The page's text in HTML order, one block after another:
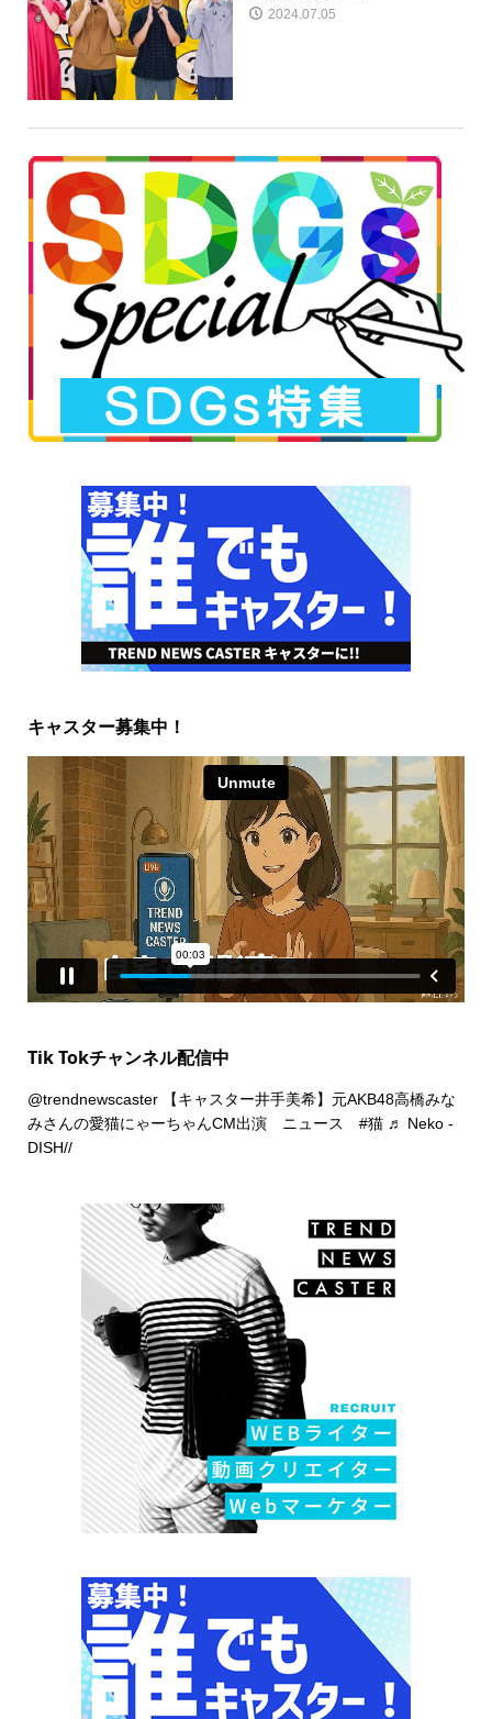
2024.07.05
キャスター募集中！
Tik Tokチャンネル配信中
@trendnewscaster【キャスター井手美希】元AKB48高橋みな
みさんの愛猫にゃーちゃんCM出演 ニュース #猫 ♬ Neko -
DISH//